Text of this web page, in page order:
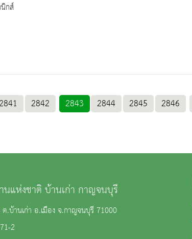
กส์
2842 2843 2844 2845 2846
แห่งชาติ บ้านเก่า กาญจนบุรี
.บ้านเก่า อ.เมือง จ.กาญจนบุรี 71000
2